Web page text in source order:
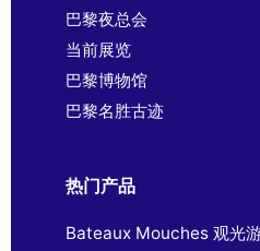
巴黎夜总会
当前展览
巴黎博物馆
巴黎名胜古迹
热门产品
Bateaux Mouches 观光